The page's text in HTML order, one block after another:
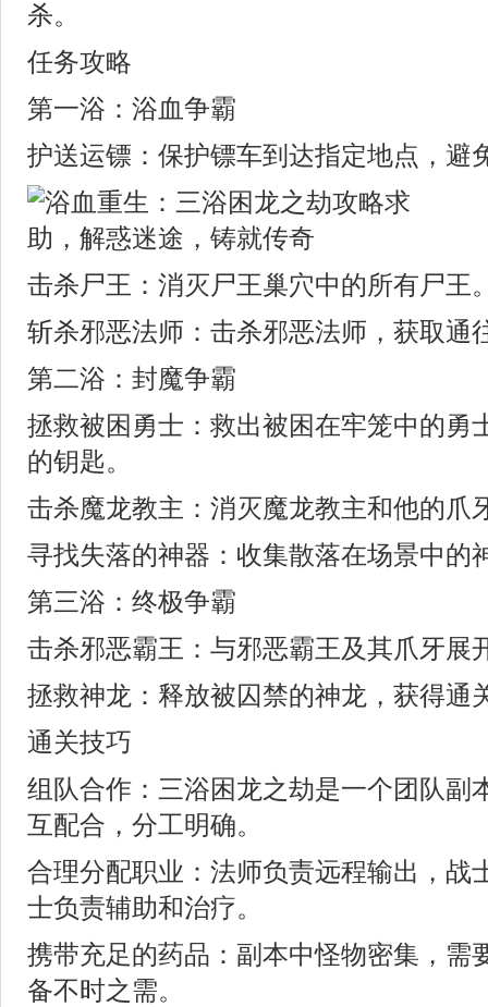
杀。
任务攻略
第一浴：浴血争霸
护送运镖：保护镖车到达指定地点，避
击杀尸王：消灭尸王巢穴中的所有尸王
斩杀邪恶法师：击杀邪恶法师，获取通
第二浴：封魔争霸
拯救被困勇士：救出被困在牢笼中的勇
的钥匙。
击杀魔龙教主：消灭魔龙教主和他的爪
寻找失落的神器：收集散落在场景中的
第三浴：终极争霸
击杀邪恶霸王：与邪恶霸王及其爪牙展
拯救神龙：释放被囚禁的神龙，获得通
通关技巧
组队合作：三浴困龙之劫是一个团队副
互配合，分工明确。
合理分配职业：法师负责远程输出，战
士负责辅助和治疗。
携带充足的药品：副本中怪物密集，需
备不时之需。